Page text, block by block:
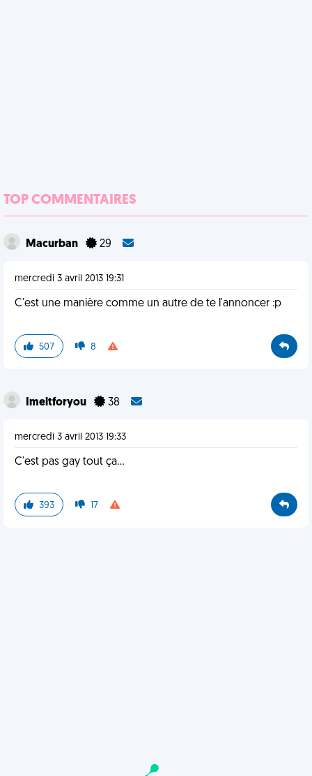
TOP COMMENTAIRES
Macurban 29
mercredi 3 avril 2013 19:31
C'est une manière comme un autre de te l'annoncer :p
507 8
Imeltforyou 38
mercredi 3 avril 2013 19:33
C'est pas gay tout ça...
393 17